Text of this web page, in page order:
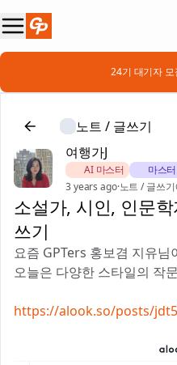
📣 24기 대기자
노트 / 글쓰기
여행가J
🏅 AI 마스터 🎖️ 마스
3 years ago·노트 / 글쓰기
소설가, 시인, 인문
쓰기
요즘 GPTers 홍보겸 지유
오늘은 다양한 스타일의 작
https://alook.so/posts/